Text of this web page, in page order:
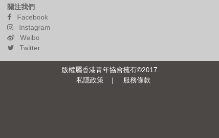
分享頁面至
English
關注我們
Facebook
Instagram
Weibo
Twitter
版權屬香港青年協會擁有©2017
私隱政策
| 服務條款